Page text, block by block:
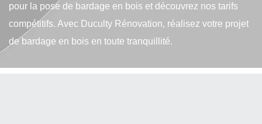
pour la pose de bardage en bois et découvrez nos tarifs
compétitifs. Avec Duculty Rénovation, réalisez votre projet
de bardage en bois en toute tranquillité.